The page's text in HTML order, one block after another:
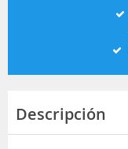
Descripción